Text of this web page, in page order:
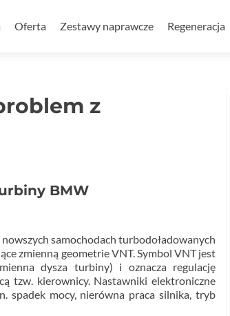
Oferta Zestawy naprawcze Regeneracja
z
BMW
samochodach turbodoładowanych
zmienną geometrie VNT. Symbol VNT jest
dysza turbiny) i oznacza regulację
tzw. kierownicy. Nastawniki elektroniczne
spadek mocy, nierówna praca silnika, tryb